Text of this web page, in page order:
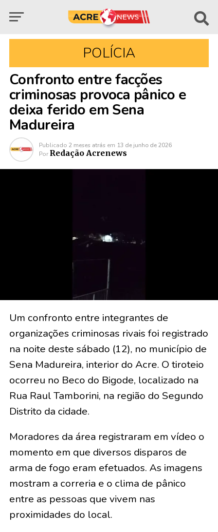
POLÍCIA
Confronto entre facções
criminosas provoca pânico e
deixa ferido em Sena
Madureira
Publicado 2 meses atrás em 13 de junho de 2026
Por Redação Acrenews
Um confronto entre integrantes de
organizações criminosas rivais foi registrado
na noite deste sábado (12), no município de
Sena Madureira, interior do Acre. O tiroteio
ocorreu no Beco do Bigode, localizado na
Rua Raul Tamborini, na região do Segundo
Distrito da cidade.
Moradores da área registraram em vídeo o
momento em que diversos disparos de
arma de fogo eram efetuados. As imagens
mostram a correria e o clima de pânico
entre as pessoas que vivem nas
proximidades do local.